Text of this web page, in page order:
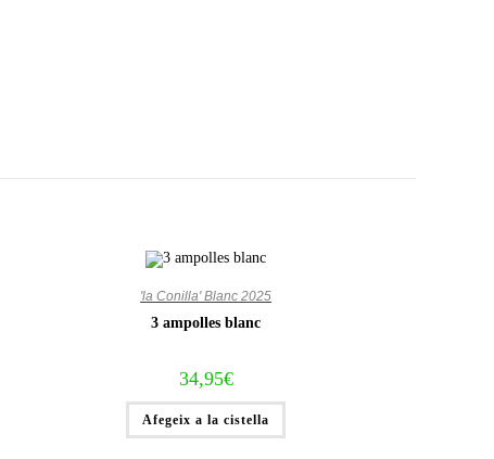
'la Conilla' Blanc 2025
3 ampolles blanc
34,95€
Afegeix a la cistella